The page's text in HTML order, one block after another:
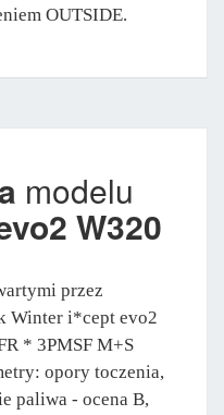
OUTSIDE.
modelu
W320
przez
Winter i*cept evo2
* 3PMSF M+S
opory toczenia,
paliwa - ocena B,